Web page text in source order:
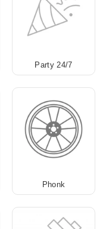
Party 24/7
Phonk